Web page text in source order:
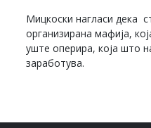
Мицкоски нагласи дека
организирана мафија,
уште оперира, која што
заработува.